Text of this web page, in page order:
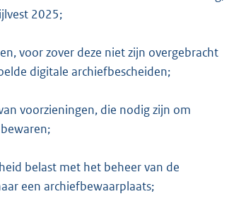
2025;
voor zover deze niet zijn overgebracht
digitale archiefbescheiden;
voorzieningen, die nodig zijn om
belast met het beheer van de
een archiefbewaarplaats;